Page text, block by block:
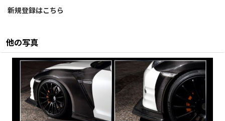
新規登録はこちら
他の写真